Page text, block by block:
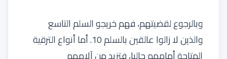
وبالرجوع لقضيتهم، فهم خريجو السلم التاسع
والذين لا زالوا عالقين بالسلم 10. أما أنواع الترقية
المتاحة أمامهم حاليا، فتزيد من آلامهم